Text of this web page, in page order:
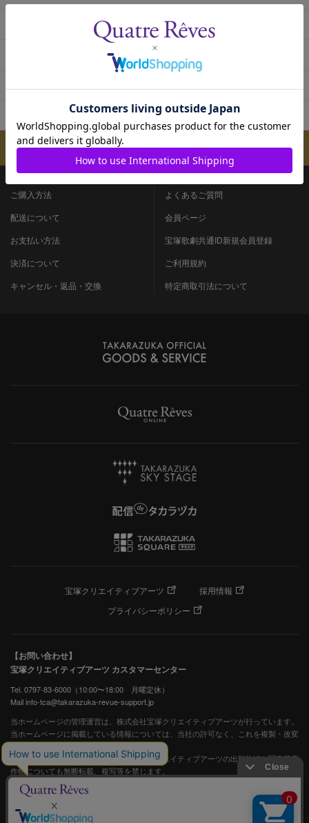
メールマガジンのご案内
ご購入方法
配送について
お支払い方法
決済について
キャンセル・返品・交換
よくあるご質問
会員ページ
宝塚歌劇共通ID新規会員登録
ご利用規約
特定商取引法について
宝塚クリエイティブアーツ
採用情報
プライバシーポリシー
【お問い合わせ】
宝塚クリエイティブアーツ カスタマーセンター
Tel. 0797-83-6000（10:00〜18:00 月曜定休）
Mail info-tca@takarazuka-revue-support.jp
当ホームページの管理運営は、株式会社宝塚クリエイティブアーツが行っています。
当ホームページに掲載している情報については、当社の許可なく、これを複製・改変
することを固く禁止します。
また、阪急電鉄並びに宝塚歌劇団、宝塚クリエイティブアーツの出版物ほか写真等著
作物についても無断転載、複写等を禁じます。
宝塚歌劇公式ホームページ
JASRAC許諾番号：S0507081515